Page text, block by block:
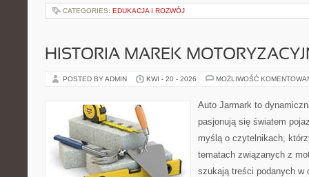
CATEGORIES: EDUKACJA I ROZWÓJ
HISTORIA MAREK
POSTED BY ADMIN KWI - 20 - 2026 MOŻLIWOŚĆ
Auto Jarmark to
pasjonują się światem
myślą o czytelnikach,
tematach związanych z
szukają treści podanych w